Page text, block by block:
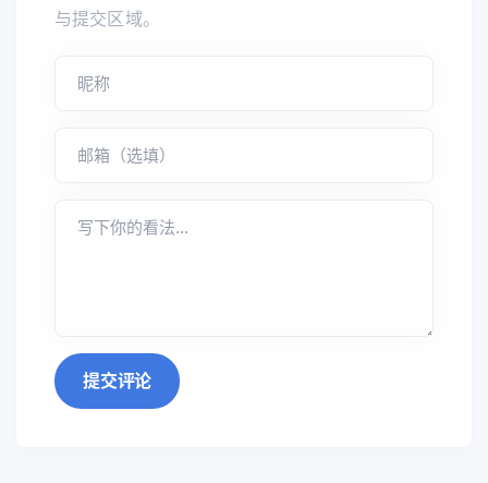
与提交区域。
提交评论